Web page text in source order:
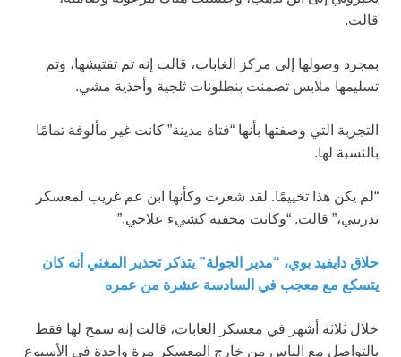
قالت.
بمجرد وصولها إلى مركز الغابات، قالت إنه تم تفتيشها، وتم
تسليمها ملابس تضمنت بنطلونات ثلجية وأحذية مشي.
التجربة التي وصفتها بأنها “فتاة مدينة” كانت غير مألوفة تمامًا
بالنسبة لها.
“لم يكن هذا تخييمًا. لقد شعرت وكأنها ابن عم غريب لمعسكر
تدريبي،” قالت. “وكانت مخفية كشيء علاجي.”
حلاق دايفيد بوي، “مدير الجولة” يتذكر تحذير المغني أنه كان
يتسكع مع معجب في السادسة عشرة من عمره
خلال ثلاثة أشهر في معسكر الغابات، قالت إنه سمح لها فقط
بالتواصل مع الناس من خارج المعسكر مرة واحدة في الأسبوع